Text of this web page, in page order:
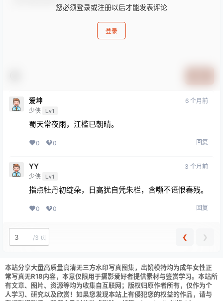
您必须登录或注册以后才能发表评论
登录
爱坤
少侠 Lv1
6 个月前
蜀天常夜雨，江槛已朝晴。
0 0 回复
YY
少侠 Lv1
3 个月前
指点牡丹初绽朵，日高犹自凭朱栏，含嚬不语恨春残。
0 0 回复
/3 页 ❮ ❯
本站分享大量高质量高清无三方水印写真图集，出镜模特均为成年女性正
常写真无R18内容，本意仅限用于摄影爱好者提供素材与鉴赏学习。本站所
有文章、图片、资源等均为收集自互联网；版权归原作者所有，仅作为个
人学习、研究以及欣赏！如果您发现本站上有侵犯您的权益的作品，请与